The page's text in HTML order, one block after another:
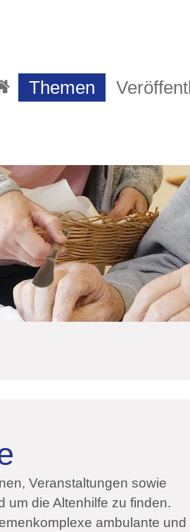
Themen
Veranstaltungen sowie
um die Altenhilfe zu finden.
ambulante und